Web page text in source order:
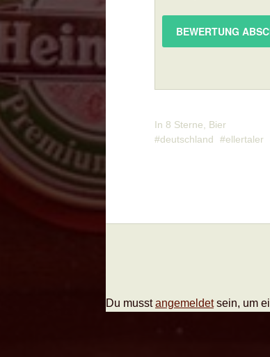
In 8 Sterne
Bier
deutschland
ellertaler
Du musstangemeldetsein, um